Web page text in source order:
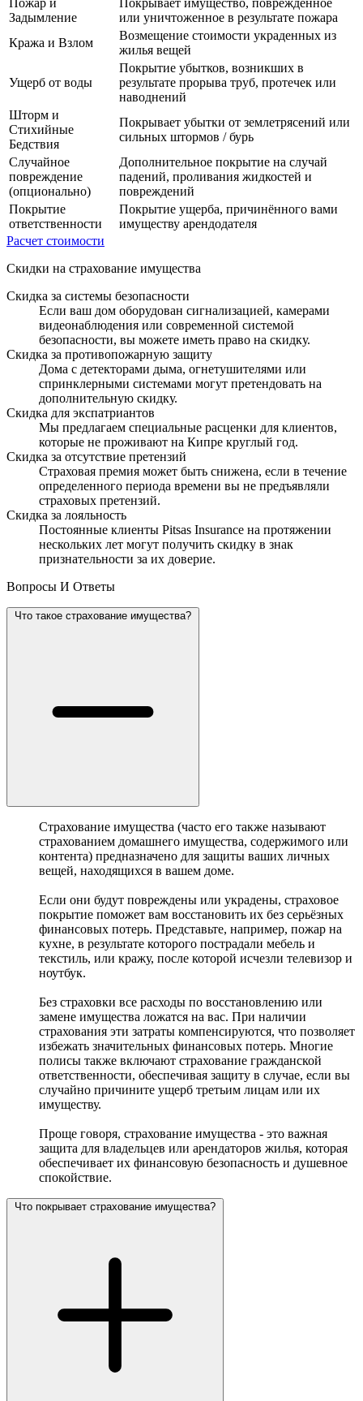
Задымление
или уничтоженное в результате пожара
Кража и Взлом
Возмещение стоимости украденных из
жилья вещей
Ущерб от воды
Покрытие убытков, возникших в
результате прорыва труб, протечек или
наводнений
Шторм и
Стихийные
Бедствия
Покрывает убытки от землетрясений или
сильных штормов / бурь
Случайное
повреждение
(опционально)
Дополнительное покрытие на случай
падений, проливания жидкостей и
повреждений
Покрытие
ответственности
Покрытие ущерба, причинённого вами
имуществу арендодателя
Расчет стоимости
Скидки на страхование имущества
Скидка за системы безопасности
Если ваш дом оборудован сигнализацией, камерами
видеонаблюдения или современной системой
безопасности, вы можете иметь право на скидку.
Скидка за противопожарную защиту
Дома с детекторами дыма, огнетушителями или
спринклерными системами могут претендовать на
дополнительную скидку.
Скидка для экспатриантов
Мы предлагаем специальные расценки для клиентов,
которые не проживают на Кипре круглый год.
Скидка за отсутствие претензий
Страховая премия может быть снижена, если в течение
определенного периода времени вы не предъявляли
страховых претензий.
Скидка за лояльность
Постоянные клиенты Pitsas Insurance на протяжении
нескольких лет могут получить скидку в знак
признательности за их доверие.
Вопросы И Ответы
Что такое страхование имущества?
Страхование имущества (часто его также называют
страхованием домашнего имущества, содержимого или
контента) предназначено для защиты ваших личных
вещей, находящихся в вашем доме.
Если они будут повреждены или украдены, страховое
покрытие поможет вам восстановить их без серьёзных
финансовых потерь. Представьте, например, пожар на
кухне, в результате которого пострадали мебель и
текстиль, или кражу, после которой исчезли телевизор и
ноутбук.
Без страховки все расходы по восстановлению или
замене имущества ложатся на вас. При наличии
страхования эти затраты компенсируются, что позволяет
избежать значительных финансовых потерь. Многие
полисы также включают страхование гражданской
ответственности, обеспечивая защиту в случае, если вы
случайно причините ущерб третьим лицам или их
имуществу.
Проще говоря, страхование имущества - это важная
защита для владельцев или арендаторов жилья, которая
обеспечивает их финансовую безопасность и душевное
спокойствие.
Что покрывает страхование имущества?